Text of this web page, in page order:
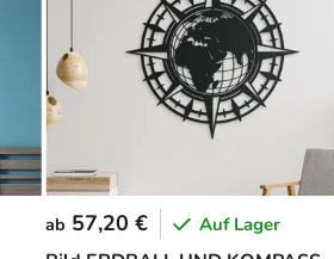
ab 57,20 € Auf Lager